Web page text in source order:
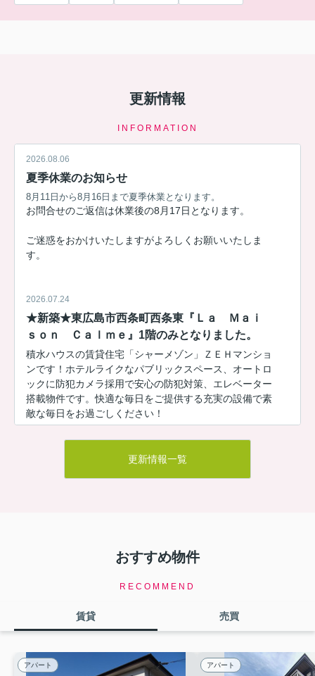
更新情報
INFORMATION
2026.08.06
夏季休業のお知らせ
8月11日から8月16日まで夏季休業となります。
お問合せのご返信は休業後の8月17日となります。
ご迷惑をおかけいたしますがよろしくお願いいたしま
す。
2026.07.24
★新築★東広島市西条町西条東『Ｌａ Ｍａｉ
ｓｏｎ Ｃａｌｍｅ』1階のみとなりました。
積水ハウスの賃貸住宅「シャーメゾン」ＺＥＨマンショ
ンです！ホテルライクなパブリックスペース、オートロ
ックに防犯カメラ採用で安心の防犯対策、エレベーター
搭載物件です。快適な毎日をご提供する充実の設備で素
敵な毎日をお過ごしください！
Ｌａ Ｍａｉｓｏｎ Ｃａｌｍｅ103
ます。是非お早目にご検討ください！
夏季休業のお知らせと8月度の営業につきまして
8月11日より16日までは夏季休業の為連休となります。
8月度の営業は5日(水)定休日・11日（火）より16日（日）ま
で夏季休業
更新情報一覧
おすすめ物件
RECOMMEND
賃貸 売買
アパート アパート